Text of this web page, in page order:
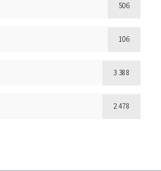
506
106
3 388
2 478